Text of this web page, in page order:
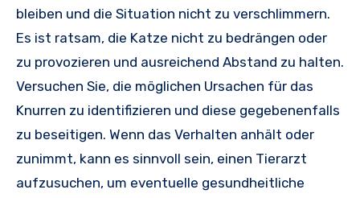
bleiben und die Situation nicht zu verschlimmern.
Es ist ratsam, die Katze nicht zu bedrängen oder
zu provozieren und ausreichend Abstand zu halten.
Versuchen Sie, die möglichen Ursachen für das
Knurren zu identifizieren und diese gegebenenfalls
zu beseitigen. Wenn das Verhalten anhält oder
zunimmt, kann es sinnvoll sein, einen Tierarzt
aufzusuchen, um eventuelle gesundheitliche